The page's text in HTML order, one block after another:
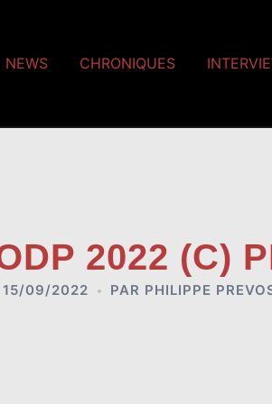
NEWS CHRONIQUES
2022 (C)
15/09/2022 PAR PHILIPPE